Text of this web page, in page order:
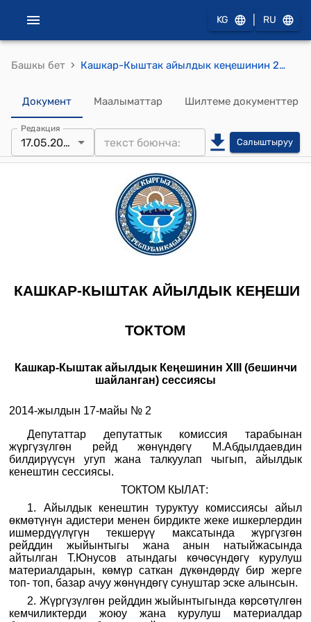
KG RU
Башкы бет › Кашкар-Кыштак айылдык кеңешинин 2014-жылдын 17-майындагы № 2 (Депутаттар депутаттык комиссия тарабынан жүргүзүлгөн рейд жөнүндөгү М.Абдылдаевдин билдирүүсүн угуп жана талкуулап чыгып, айылдык кенештин сессиясы жөнүндө) токтому
Документ Маалыматтар Шилтеме документтер
Редакция
17.05.2014 Салыштыруу